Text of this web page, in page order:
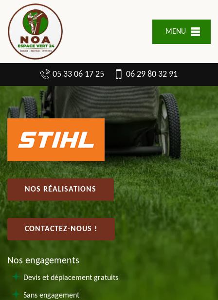
MENU
05 33 06 17 25 06 29 80 32 91
NOS RÉALISATIONS
CONTACTEZ-NOUS !
Nos engagements
Devis et déplacement gratuits
Sans engagement